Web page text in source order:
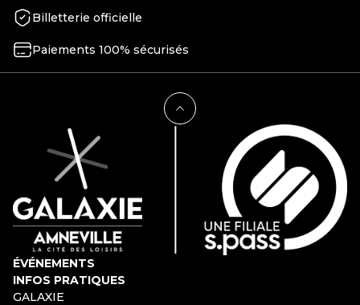
Billetterie officielle
Paiements 100% sécurisés
ÉVÉNEMENTS
INFOS PRATIQUES
GALAXIE